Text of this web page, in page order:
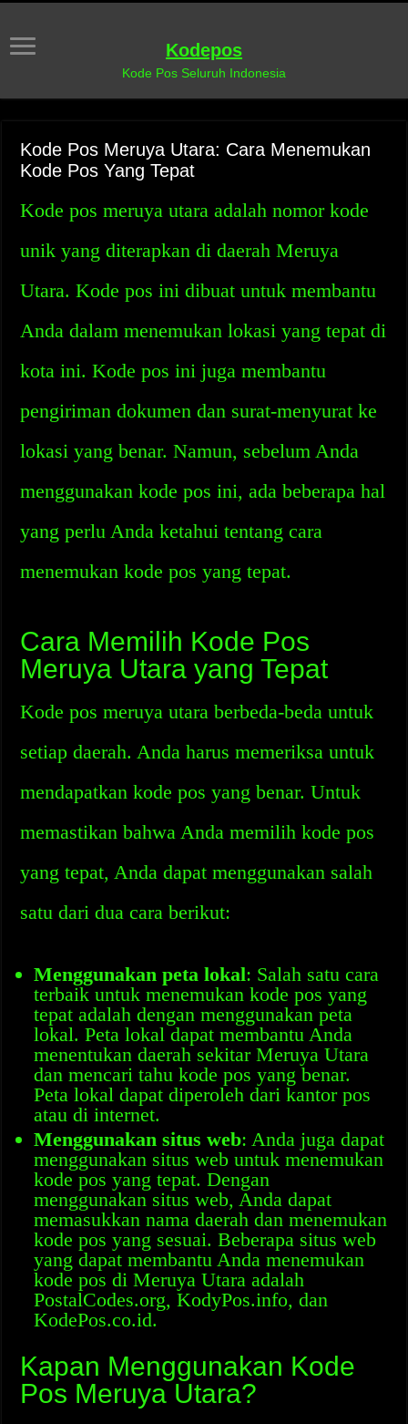
Kodepos
Kode Pos Seluruh Indonesia
Kode Pos Meruya Utara: Cara Menemukan
Kode Pos Yang Tepat
Kode pos meruya utara adalah nomor kode
unik yang diterapkan di daerah Meruya
Utara. Kode pos ini dibuat untuk membantu
Anda dalam menemukan lokasi yang tepat di
kota ini. Kode pos ini juga membantu
pengiriman dokumen dan surat-menyurat ke
lokasi yang benar. Namun, sebelum Anda
menggunakan kode pos ini, ada beberapa hal
yang perlu Anda ketahui tentang cara
menemukan kode pos yang tepat.
Cara Memilih Kode Pos
Meruya Utara yang Tepat
Kode pos meruya utara berbeda-beda untuk
setiap daerah. Anda harus memeriksa untuk
mendapatkan kode pos yang benar. Untuk
memastikan bahwa Anda memilih kode pos
yang tepat, Anda dapat menggunakan salah
satu dari dua cara berikut:
Menggunakan peta lokal: Salah satu cara
terbaik untuk menemukan kode pos yang
tepat adalah dengan menggunakan peta
lokal. Peta lokal dapat membantu Anda
menentukan daerah sekitar Meruya Utara
dan mencari tahu kode pos yang benar.
Peta lokal dapat diperoleh dari kantor pos
atau di internet.
Menggunakan situs web: Anda juga dapat
menggunakan situs web untuk menemukan
kode pos yang tepat. Dengan
menggunakan situs web, Anda dapat
memasukkan nama daerah dan menemukan
kode pos yang sesuai. Beberapa situs web
yang dapat membantu Anda menemukan
kode pos di Meruya Utara adalah
PostalCodes.org, KodyPos.info, dan
KodePos.co.id.
Kapan Menggunakan Kode
Pos Meruya Utara?